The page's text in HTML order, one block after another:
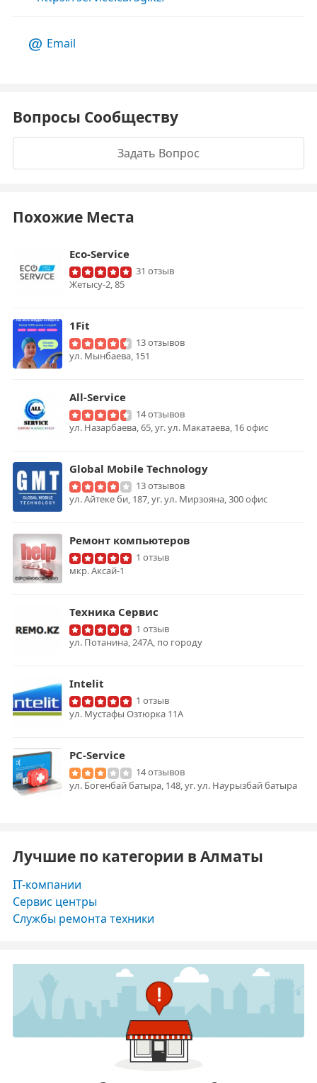
Email
Вопросы Сообществу
Задать Вопрос
Похожие Места
Eco-Service
31 отзыв
Жетысу-2, 85
1Fit
13 отзывов
ул. Мынбаева, 151
All-Service
14 отзывов
ул. Назарбаева, 65, уг. ул. Макатаева, 16 офис
Global Mobile Technology
13 отзывов
ул. Айтеке би, 187, уг. ул. Мирзояна, 300 офис
Ремонт компьютеров
1 отзыв
мкр. Аксай-1
Техника Сервис
1 отзыв
ул. Потанина, 247А, по городу
Intelit
1 отзыв
ул. Мустафы Озтюрка 11А
PC-Service
14 отзывов
ул. Богенбай батыра, 148, уг. ул. Наурызбай батыра
Лучшие по категории в Алматы
IT-компании
Сервис центры
Службы ремонта техники